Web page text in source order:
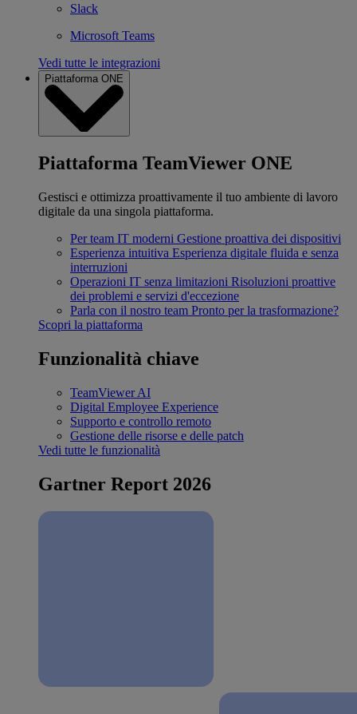
Slack
Microsoft Teams
Vedi tutte le integrazioni
Piattaforma ONE
Piattaforma TeamViewer ONE
Gestisci e ottimizza proattivamente il tuo ambiente di lavoro
digitale da una singola piattaforma.
Per team IT moderni Gestione proattiva dei dispositivi
Esperienza intuitiva Esperienza digitale fluida e senza
interruzioni
Operazioni IT senza limitazioni Risoluzioni proattive
dei problemi e servizi d'eccezione
Parla con il nostro team Pronto per la trasformazione?
Scopri la piattaforma
Funzionalità chiave
TeamViewer AI
Digital Employee Experience
Supporto e controllo remoto
Gestione delle risorse e delle patch
Vedi tutte le funzionalità
Gartner Report 2026